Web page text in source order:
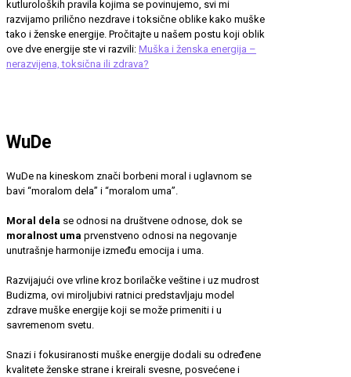
kutluroloških pravila kojima se povinujemo, svi mi
razvijamo prilično nezdrave i toksične oblike kako muške
tako i ženske energije. Pročitajte u našem postu koji oblik
ove dve energije ste vi razvili: Muška i ženska energija –
nerazvijena, toksična ili zdrava?
WuDe
WuDe na kineskom znači borbeni moral i uglavnom se
bavi “moralom dela” i “moralom uma”.
Moral dela se odnosi na društvene odnose, dok se
moralnost uma prvenstveno odnosi na negovanje
unutrašnje harmonije između emocija i uma.
Razvijajući ove vrline kroz borilačke veštine i uz mudrost
Budizma, ovi miroljubivi ratnici predstavljaju model
zdrave muške energije koji se može primeniti i u
savremenom svetu.
Snazi i fokusiranosti muške energije dodali su određene
kvalitete ženske strane i kreirali svesne, posvećene i